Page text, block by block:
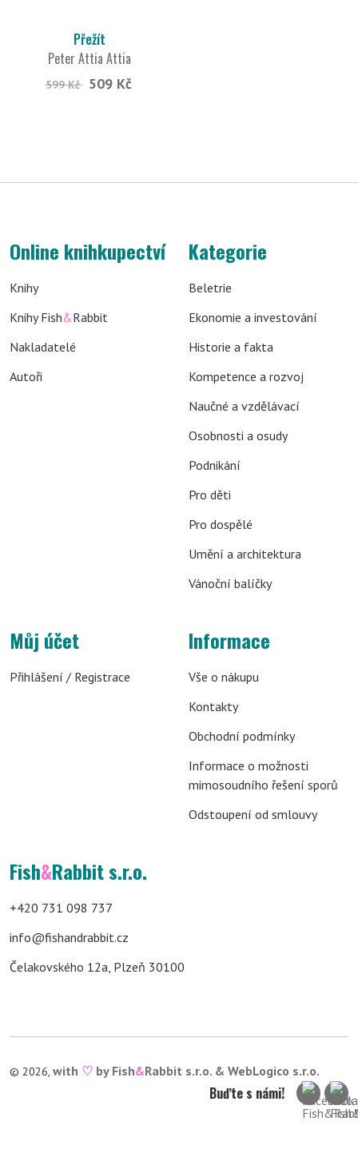
Přežít
Peter Attia Attia
599 Kč 509 Kč
Online knihkupectví
Knihy
Knihy Fish&Rabbit
Nakladatelé
Autoři
Kategorie
Beletrie
Ekonomie a investování
Historie a fakta
Kompetence a rozvoj
Naučné a vzdělávací
Osobnosti a osudy
Podnikání
Pro děti
Pro dospělé
Umění a architektura
Vánoční balíčky
Můj účet
Přihlášení / Registrace
Informace
Vše o nákupu
Kontakty
Obchodní podmínky
Informace o možnosti
mimosoudního řešení sporů
Odstoupení od smlouvy
Fish&Rabbit s.r.o.
+420 731 098 737
info@fishandrabbit.cz
Čelakovského 12a, Plzeň 30100
© 2026, with ♡ by Fish&Rabbit s.r.o. & WebLogico s.r.o.
Buďte s námi!